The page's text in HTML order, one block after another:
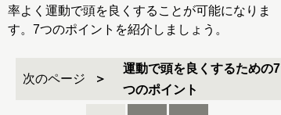
率よく運動で頭を良くすることが可能になりま
す。7つのポイントを紹介しましょう。
次のページ
運動で頭を良くするための7
つのポイント